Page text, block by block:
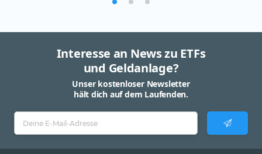
Interesse an News zu ETFs
und Geldanlage?
Unser kostenloser Newsletter
hält dich auf dem Laufenden.